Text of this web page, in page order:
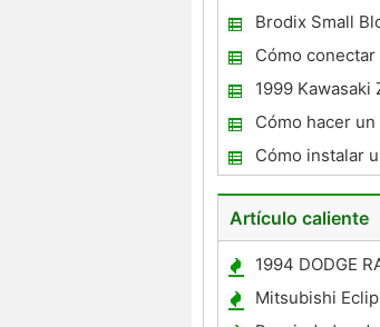
un Dodge
Brodix Small
de par Head
Cómo
1999 Kawasaki
conversión
Cómo hacer
rápido
Cómo instalar
Audi
Artículo caliente
1994 DODGE
Truck
Mitsubishi